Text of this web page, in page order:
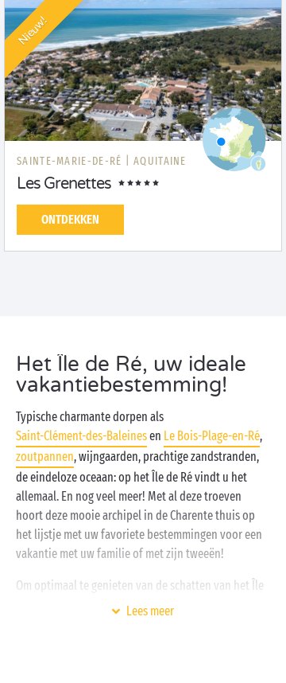
Nieuw!
SAINTE-MARIE-DE-RÉ | AQUITAINE
Les Grenettes
ONTDEKKEN
Het Île de Ré, uw ideale
vakantiebestemming!
Typische charmante dorpen als
Saint-Clément-des-Baleinesen Le Bois-Plage-en-Ré,
zoutpannen, wijngaarden, prachtige zandstranden,
de eindeloze oceaan: op het Île de Ré vindt u het
allemaal. En nog veel meer! Met al deze troeven
hoort deze mooie archipel in de Charente thuis op
het lijstje met uw favoriete bestemmingen voor een
vakantie met uw familie of met zijn tweeën!
Om optimaal te genieten van de schatten van het Île
de Ré gaat er natuurlijk niets boven uw Sandaya-
Lees meer